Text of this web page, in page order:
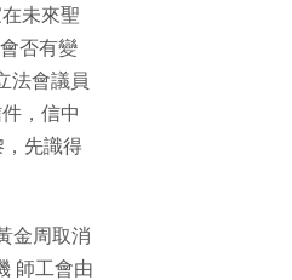
未來聖
否有變
法會議員
，信中
，先識得
金周取消
師工會由